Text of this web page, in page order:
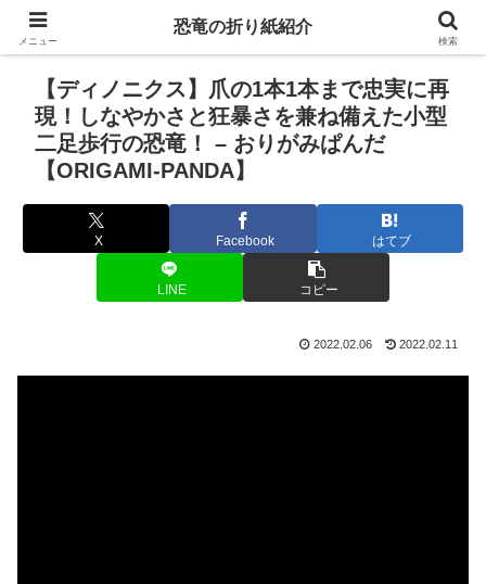
【ディノニクス】爪の1本1本まで忠実に再
現！しなやかさと狂暴さを兼ね備えた小型
二足歩行の恐竜！ – おりがみぱんだ
【ORIGAMI-PANDA】
X Facebook はてブ
LINE コピー
2022.02.06 2022.02.11
メニュー
恐竜の折り紙紹介
検索